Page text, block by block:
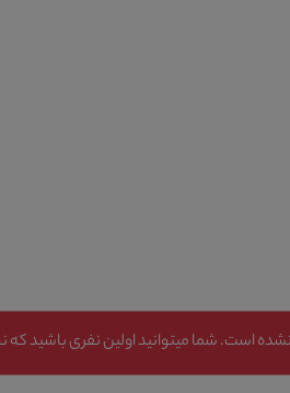
است. شما میتوانید اولین نفری باشید که